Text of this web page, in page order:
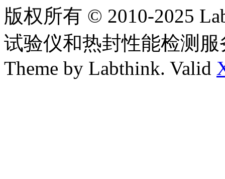
版权所有 © 2010-2025
试验仪和热封性能检测
Theme by Labthink. Valid